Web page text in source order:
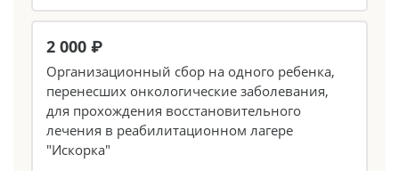
2 000 ₽
Организационный сбор на одного ребенка,
перенесших онкологические заболевания,
для прохождения восстановительного
лечения в реабилитационном лагере
"Искорка"